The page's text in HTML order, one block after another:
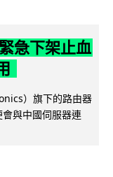
急下架止血
）旗下的路由器
與中國伺服器連